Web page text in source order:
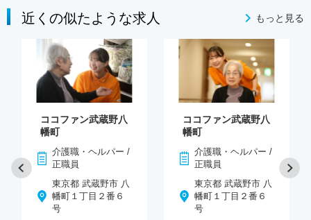
近くの似たような求人 もっと見る
ココファン武蔵野八
幡町
介護職・ヘルパー /
正職員
東京都 武蔵野市 八
幡町１丁目２番６
号
ココファン武蔵野八
幡町
介護職・ヘルパー /
正職員
東京都 武蔵野市 八
幡町１丁目２番６
号